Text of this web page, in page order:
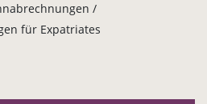
/
für Expatriates